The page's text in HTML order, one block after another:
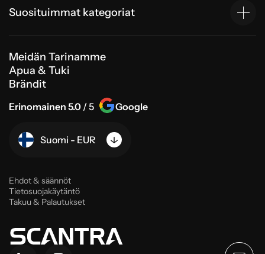
Suosituimmat kategoriat
Meidän Tarinamme
Apua & Tuki
Brändit
Erinomainen 5.0 / 5 Google
Suomi - EUR
Ehdot & säännöt
Tietosuojakäytäntö
Takuu & Palautukset